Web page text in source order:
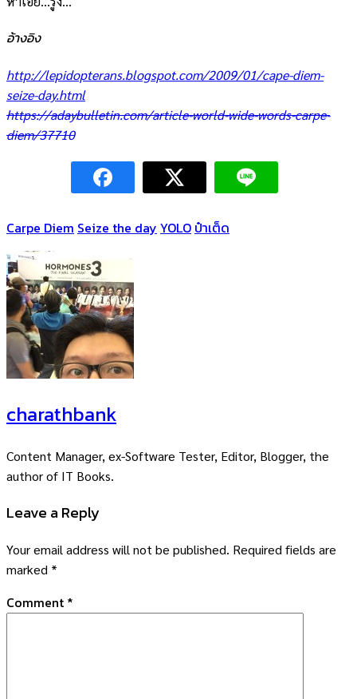
อ้างอิง
http://lepidopterans.blogspot.com/2009/01/cape-diem-
seize-day.html
https://adaybulletin.com/article-world-wide-words-carpe-
diem/37710
Carpe Diem Seize the day YOLO ป๋าเต็ด
charathbank
Content Manager, ex-Software Tester, Editor, Blogger, the
author of IT Books.
Leave a Reply
Your email address will not be published. Required fields are
marked *
Comment *